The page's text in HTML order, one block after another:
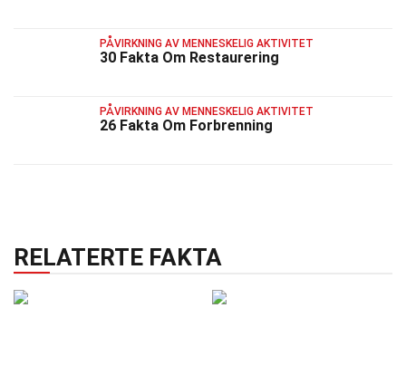
PÅVIRKNING AV MENNESKELIG AKTIVITET
30 Fakta Om Restaurering
PÅVIRKNING AV MENNESKELIG AKTIVITET
26 Fakta Om Forbrenning
RELATERTE FAKTA